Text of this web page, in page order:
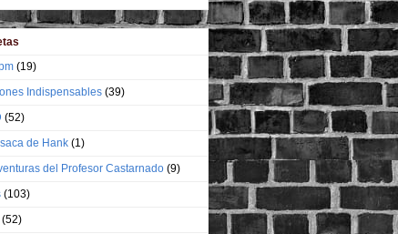
(19)
Indispensables (39)
(52)
de Hank (1)
del Profesor Castarnado (9)
(103)
(52)